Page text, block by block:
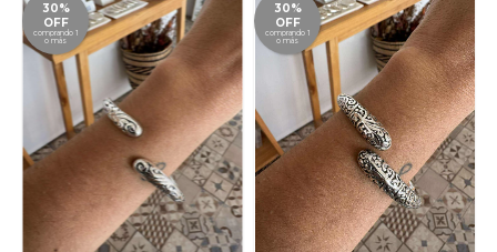
30%
OFF
comprando 1
o más
30%
OFF
comprando 1
o más